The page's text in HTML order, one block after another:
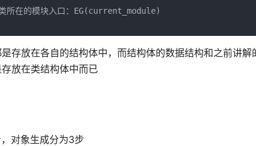
在的模块入口：EG(current_module)
存放在各自的结构体中，而结构体的数据结构和之前讲解
放在类结构体中而已
对象生成分为3步